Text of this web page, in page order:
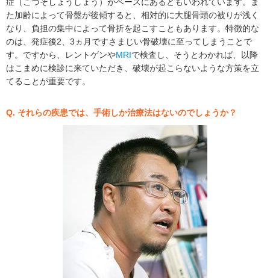
た加齢によって骨盤が後傾すると、相対的に大腿骨頭の被りが浅く
なり、負担の集中によって骨折を起こすこともあります。特徴的な
のは、発症後2、3ヵ月ですさまじい骨破壊に至ってしまうことで
す。ですから、レントゲンやMRIで検査し、そうとわかれば、以降
はこまめに検診に来ていただき、破壊が起こらないような方策を立
てることが重要です。
Q. それらの疾患では、手術しか治療法はないのでしょうか？